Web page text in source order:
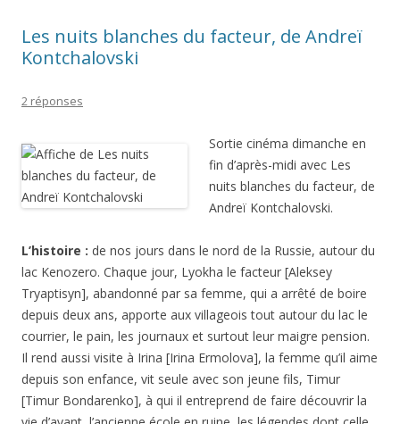
Les nuits blanches du facteur, de Andreï
Kontchalovski
2 réponses
Sortie cinéma dimanche en
fin d’après-midi avec Les
nuits blanches du facteur, de
Andreï Kontchalovski.
L’histoire : de nos jours dans le nord de la Russie, autour du
lac Kenozero. Chaque jour, Lyokha le facteur [Aleksey
Tryaptisyn], abandonné par sa femme, qui a arrêté de boire
depuis deux ans, apporte aux villageois tout autour du lac le
courrier, le pain, les journaux et surtout leur maigre pension.
Il rend aussi visite à Irina [Irina Ermolova], la femme qu’il aime
depuis son enfance, vit seule avec son jeune fils, Timur
[Timur Bondarenko], à qui il entreprend de faire découvrir la